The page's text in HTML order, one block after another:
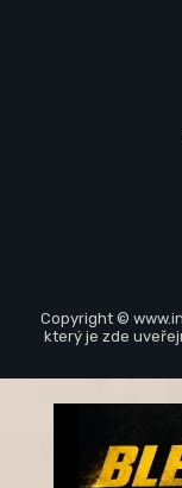
Copyright ©
který je zde